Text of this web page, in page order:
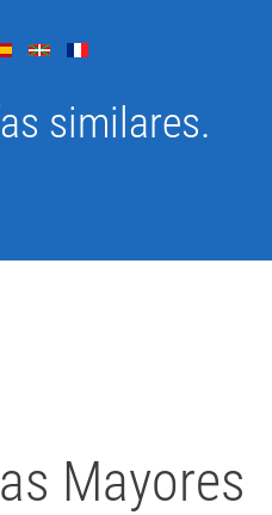
similares.
Mayores